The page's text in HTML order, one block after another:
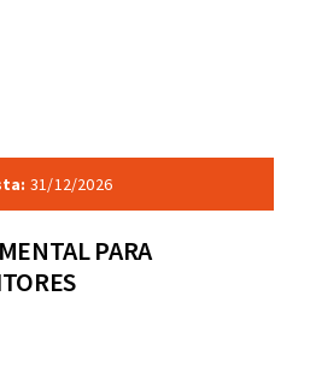
31/12/2026
PARA